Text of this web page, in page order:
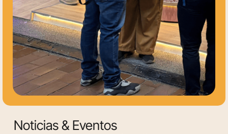
Noticias & Eventos